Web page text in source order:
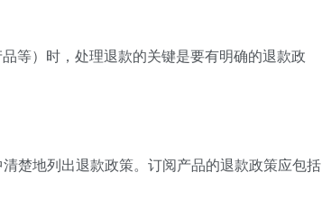
等）时，处理退款的关键是要有明确的退款政
楚地列出退款政策。订阅产品的退款政策应包括